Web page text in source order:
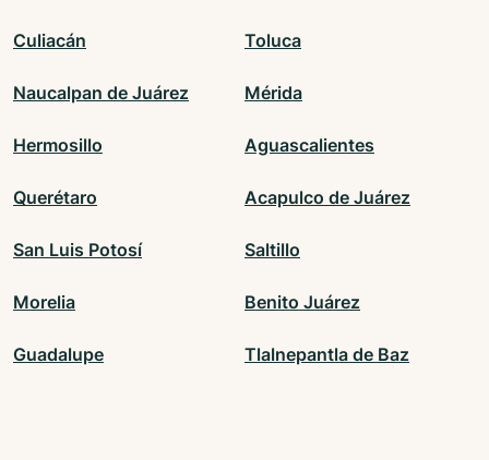
Culiacán Toluca
Naucalpan de Juárez Mérida
Hermosillo Aguascalientes
Querétaro Acapulco de Juárez
San Luis Potosí Saltillo
Morelia Benito Juárez
Guadalupe Tlalnepantla de Baz